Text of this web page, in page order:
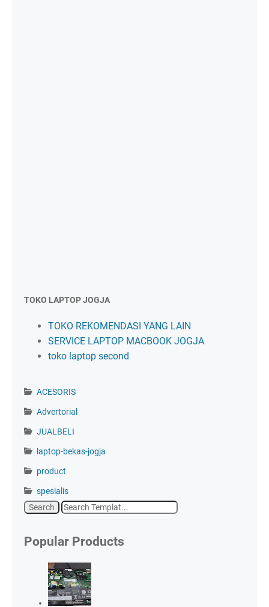
TOKO LAPTOP JOGJA
TOKO REKOMENDASI YANG LAIN
SERVICE LAPTOP MACBOOK JOGJA
toko laptop second
ACESORIS
Advertorial
JUALBELI
laptop-bekas-jogja
product
spesialis
Popular Products